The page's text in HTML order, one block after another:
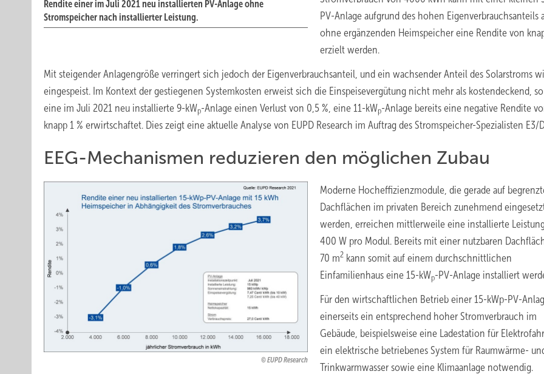
Rendite einer im Juli 2021 neu installierten PV-Anlage ohne
Stromspeicher nach installierter Leistung.
PV-Anlage aufgrund des hohen Eigenverbrauchsanteils
ohne ergänzenden Heimspeicher eine Rendite von
erzielt werden.
Mit steigender Anlagengröße verringert sich jedoch der Eigenverbrauchsanteil, und ein wachsender Anteil des Solarstroms
eingespeist. Im Kontext der gestiegenen Systemkosten erweist sich die Einspeisevergütung nicht mehr als kostendeckend, so
eine im Juli 2021 neu installierte 9-kWp-Anlage einen Verlust von 0,5 %, eine 11-kWp-Anlage bereits eine negative Rendite
knapp 1 % erwirtschaftet. Dies zeigt eine aktuelle Analyse von EUPD Research im Auftrag des Stromspeicher-Spezialisten E3/
EEG-Mechanismen reduzieren den möglichen Zubau
EUPD Research
Moderne Hocheffizienzmodule, die gerade auf
Dachflächen im privaten Bereich zunehmend
werden, erreichen mittlerweile eine installierte
400 W pro Modul. Bereits mit einer nutzbaren
70 m2 kann somit auf einem durchschnittlichen
Einfamilienhaus eine 15-kWp-PV-Anlage installiert
Für den wirtschaftlichen Betrieb einer 15-kWp-PV-
einerseits ein entsprechend hoher Stromverbrauch im
Gebäude, beispielsweise eine Ladestation für
ein elektrische betriebenes System für Raumwärme-
Trinkwarmwasser sowie eine Klimaanlage notwendig.